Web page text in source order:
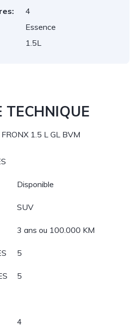
4
Essence
1.5L
TECHNIQUE
1.5 L GL BVM
Disponible
SUV
3 ans ou 100.000 KM
5
5
4